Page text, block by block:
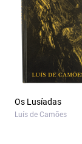
Os Lusíadas
Luís de Camões